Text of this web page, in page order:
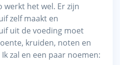
werkt het wel. Er zijn
zelf maakt en
uit de voeding moet
kruiden, noten en
zal en een paar noemen: